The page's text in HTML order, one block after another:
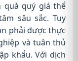
quà quý giá thể
sâu sắc. Tuy
phải được thực
và tuân thủ
khẩu. Với dịch